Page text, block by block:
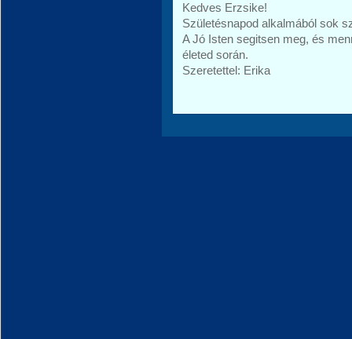
Kedves Erzsike!
Születésnapod alkalmából sok
A Jó Isten segitsen meg, és
életed során.
Szeretettel: Erika